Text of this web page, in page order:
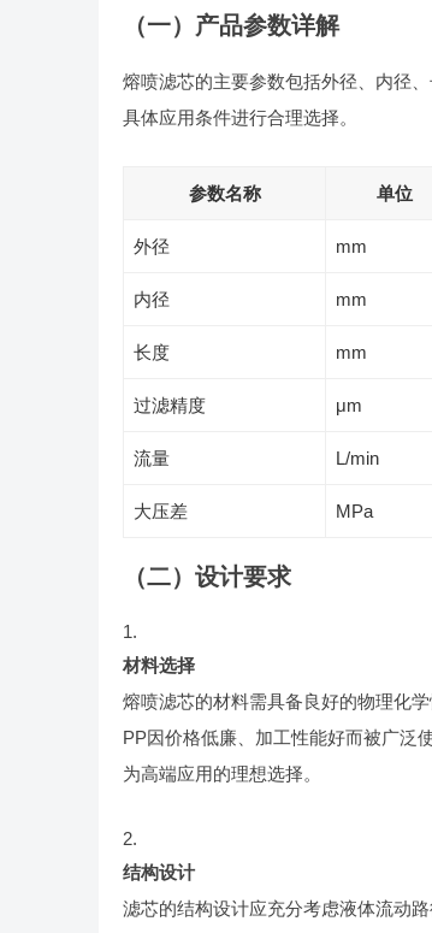
（一）产品参数详解
熔喷滤芯的主要参数包括外径、内径
具体应用条件进行合理选择。
参数名称 单位
外径 mm
内径 mm
长度 mm
过滤精度 μm
流量 L/min
大压差 MPa
（二）设计要求
材料选择
熔喷滤芯的材料需具备良好的物理化
PP因价格低廉、加工性能好而被广泛
为高端应用的理想选择。
结构设计
滤芯的结构设计应充分考虑液体流动